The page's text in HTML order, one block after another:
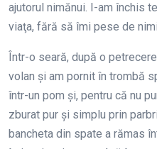
ajutorul nimănui. I-am închis
viaţa, fără să îmi pese de
Într-o seară, după o
volan şi am pornit în trombă
într-un pom şi, pentru că nu
zburat pur şi simplu prin
bancheta din spate a rămas